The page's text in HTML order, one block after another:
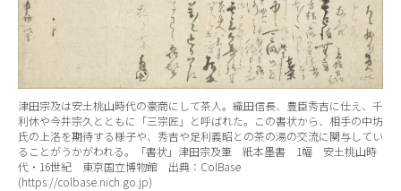
津田宗及は安土桃山時代の豪商にして茶人。織田信長、豊臣秀吉に仕え、千
利休や今井宗久とともに「三宗匠」と呼ばれた。この書状から、相手の中坊
氏の上洛を期待する様子や、秀吉や足利義昭との茶の湯の交流に関与してい
ることがうかがわれる。「書状」津田宗及筆 紙本墨書 1幅 安土桃山時
代・16世紀 東京国立博物館 出典：ColBase
(https://colbase.nich.go.jp)